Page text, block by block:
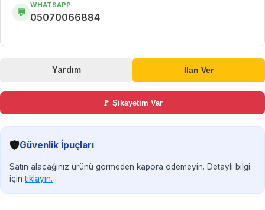
💬
WHATSAPP
05070066884
Yardım İlan Ver
🚩 Şikayetim Var
🛡️Güvenlik İpuçları
Satın alacağınız ürünü görmeden kapora ödemeyin. Detaylı bilgi
içintıklayın.